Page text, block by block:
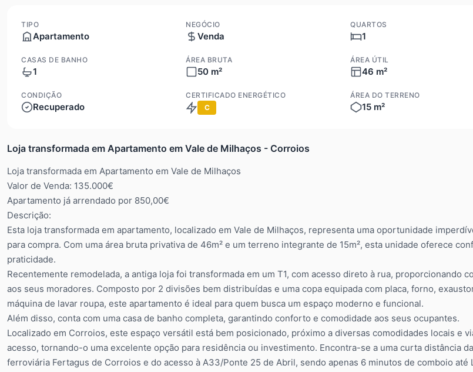
TIPO
Apartamento
NEGÓCIO
Venda
QUARTOS
1
CASAS DE BANHO
1
ÁREA BRUTA
50 m²
ÁREA ÚTIL
46 m²
CONDIÇÃO
Recuperado
CERTIFICADO ENERGÉTICO
C
ÁREA DO TERRENO
15 m²
Loja transformada em Apartamento em Vale de Milhaços - Corroios
Loja transformada em Apartamento em Vale de Milhaços
Valor de Venda: 135.000€
Apartamento já arrendado por 850,00€
Descrição:
Esta loja transformada em apartamento, localizado em Vale de Milhaços, representa uma oportunidade
para compra. Com uma área bruta privativa de 46m² e um terreno integrante de 15m², esta unidade oferece
praticidade.
Recentemente remodelada, a antiga loja foi transformada em um T1, com acesso direto à rua, proporcionando
aos seus moradores. Composto por 2 divisões bem distribuídas e uma copa equipada com placa, forno,
máquina de lavar roupa, este apartamento é ideal para quem busca um espaço moderno e funcional.
Além disso, conta com uma casa de banho completa, garantindo conforto e comodidade aos seus ocupantes.
Localizado em Corroios, este espaço versátil está bem posicionado, próximo a diversas comodidades locais e
acesso, tornando-o uma excelente opção para residência ou investimento. Encontra-se a uma curta distância
ferroviária Fertagus de Corroios e do acesso à A33/Ponte 25 de Abril, sendo apenas 6 minutos de comboio até